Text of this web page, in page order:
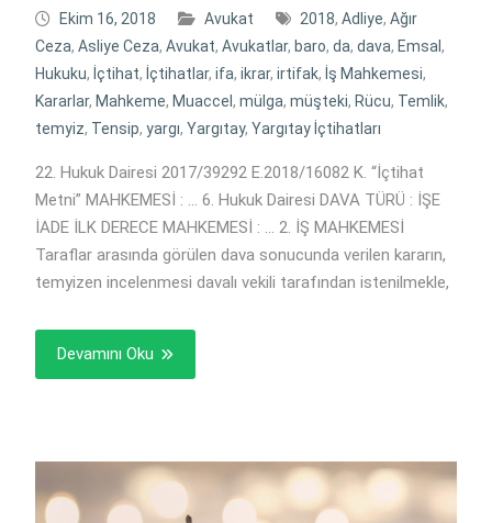
Ekim 16, 2018 Avukat 2018, Adliye, Ağır
Ceza, Asliye Ceza, Avukat, Avukatlar, baro, da, dava, Emsal ,
Hukuku, İçtihat, İçtihatlar, ifa, ikrar, irtifak, İş Mahkemesi,
Kararlar, Mahkeme, Muaccel , mülga, müşteki, Rücu, Temlik,
temyiz, Tensip, yargı, Yargıtay, Yargıtay İçtihatları
22. Hukuk Dairesi 2017/39292 E.2018/16082 K. “İçtihat
Metni” MAHKEMESİ : … 6. Hukuk Dairesi DAVA TÜRÜ : İŞE
İADE İLK DERECE MAHKEMESİ : … 2. İŞ MAHKEMESİ
Taraflar arasında görülen dava sonucunda verilen kararın,
temyizen incelenmesi davalı vekili tarafından istenilmekle,
Devamını Oku